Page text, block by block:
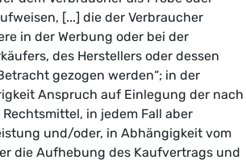
[...] die der Verbraucher
in der Werbung oder bei der
des Herstellers oder dessen
gezogen werden“; in der
Anspruch auf Einlegung der nach
in jedem Fall aber
und/oder, in Abhängigkeit vom
die Aufhebung des Kaufvertrags und